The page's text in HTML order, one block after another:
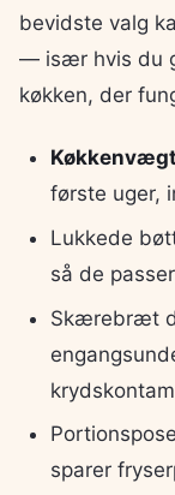
bevidste valg
— især hvis du
køkken, der
Køkkenvægt
første uger,
Lukkede
så de
Skærebræt
sparer